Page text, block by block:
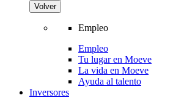
Volver
Empleo
Empleo
Tu lugar en Moeve
La vida en Moeve
Ayuda al talento
Inversores